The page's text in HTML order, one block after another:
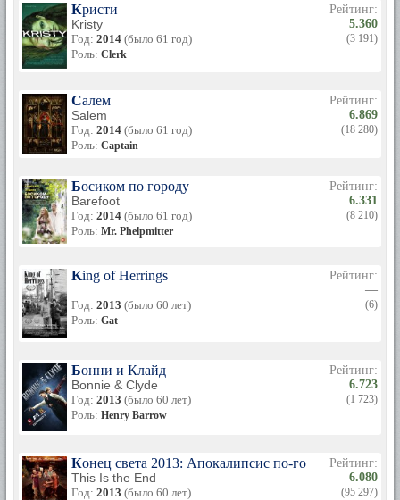
Кристи
Kristy
Год: 2014 (было 61 год)
Роль: Clerk
Рейтинг:
5.360
(3 191)
Салем
Salem
Год: 2014 (было 61 год)
Роль: Captain
Рейтинг:
6.869
(18 280)
Босиком по городу
Barefoot
Год: 2014 (было 61 год)
Роль: Mr. Phelpmitter
Рейтинг:
6.331
(8 210)
King of Herrings
Год: 2013 (было 60 лет)
Роль: Gat
Рейтинг:
—
(6)
Бонни и Клайд
Bonnie & Clyde
Год: 2013 (было 60 лет)
Роль: Henry Barrow
Рейтинг:
6.723
(1 723)
Конец света 2013: Апокалипсис по-голливудски
This Is the End
Год: 2013 (было 60 лет)
Рейтинг:
6.080
(95 297)